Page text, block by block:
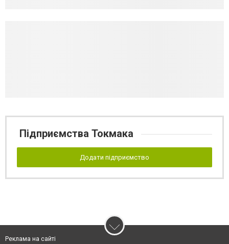
Підприємства Токмака
Додати підприємство
Реклама на сайті